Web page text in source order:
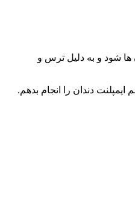
شود و به دلیل ترس و
ایمپلنت دندان را انجام بدهم.